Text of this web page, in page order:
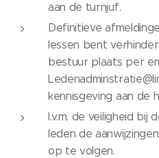
aan de turnjuf.
Definitieve
lessen bent
bestuur plaats per
kennisgeving aan de
I.v.m. de veiligheid bij
leden de
op te volgen.